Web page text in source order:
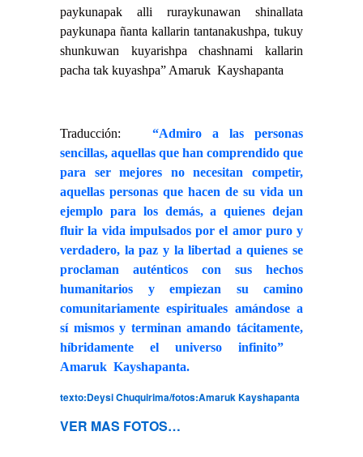
paykunapak alli ruraykunawan shinallata
paykunapa ñanta kallarin tantanakushpa, tukuy
shunkuwan kuyarishpa chashnami kallarin
pacha tak kuyashpa” Amaruk Kayshapanta
Traducción: “Admiro a las personas
sencillas, aquellas que han comprendido que
para ser mejores no necesitan competir,
aquellas personas que hacen de su vida un
ejemplo para los demás, a quienes dejan
fluir la vida impulsados por el amor puro y
verdadero, la paz y la libertad a quienes se
proclaman auténticos con sus hechos
humanitarios y empiezan su camino
comunitariamente espirituales amándose a
sí mismos y terminan amando tácitamente,
híbridamente el universo infinito”
Amaruk Kayshapanta.
texto:Deysi Chuquirima/fotos:Amaruk Kayshapanta
VER MAS FOTOS…